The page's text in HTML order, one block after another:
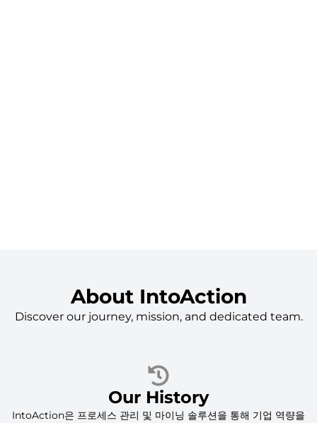
About IntoAction
Discover our journey, mission, and dedicated team.
Our History
IntoAction은 프로세스 관리 및 마이닝 솔루션을 통해 기업 역량을